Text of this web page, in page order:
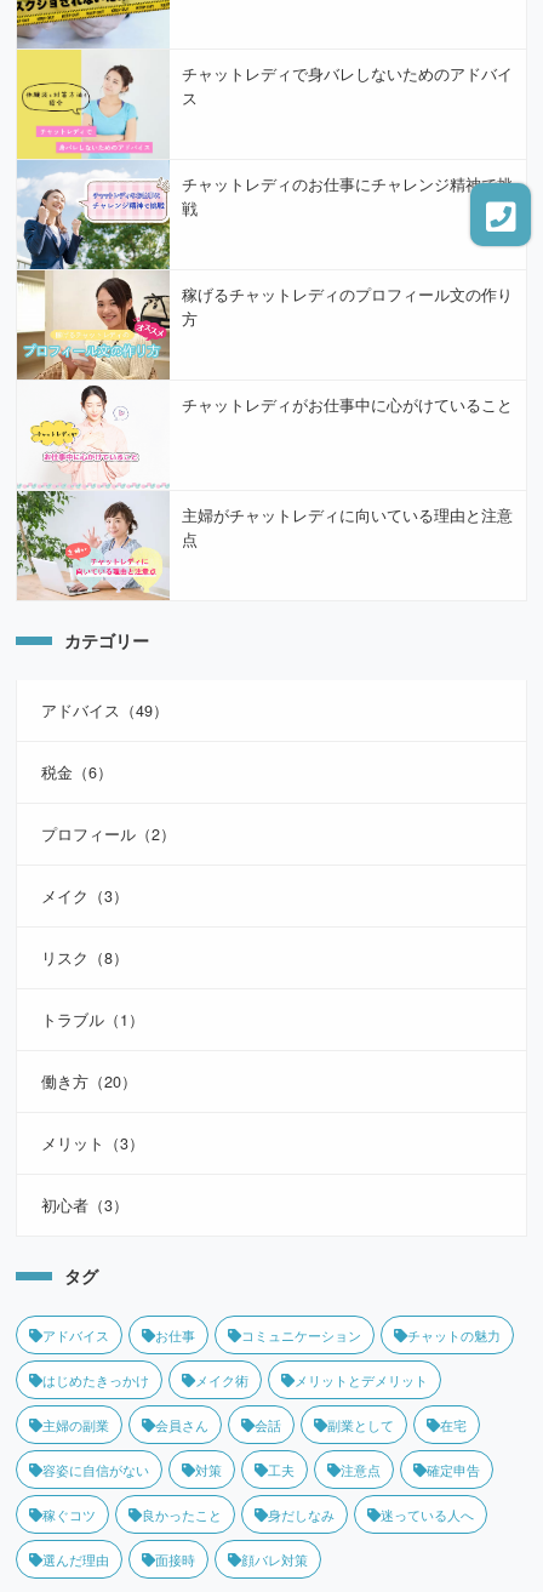
チャットレディで身バレしないためのアドバイ
ス
チャットレディのお仕事にチャレンジ精神で挑
戦
稼げるチャットレディのプロフィール文の作り
方
チャットレディがお仕事中に心がけていること
主婦がチャットレディに向いている理由と注意
点
カテゴリー
アドバイス（49）
税金（6）
プロフィール（2）
メイク（3）
リスク（8）
トラブル（1）
働き方（20）
メリット（3）
初心者（3）
タグ
アドバイス お仕事 コミュニケーション チャットの魅力
はじめたきっかけ メイク術 メリットとデメリット
主婦の副業 会員さん 会話 副業として 在宅
容姿に自信がない 対策 工夫 注意点 確定申告
稼ぐコツ 良かったこと 身だしなみ 迷っている人へ
選んだ理由 面接時 顔バレ対策